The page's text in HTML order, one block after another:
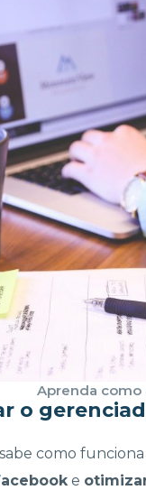
Aprenda como
o
como
e